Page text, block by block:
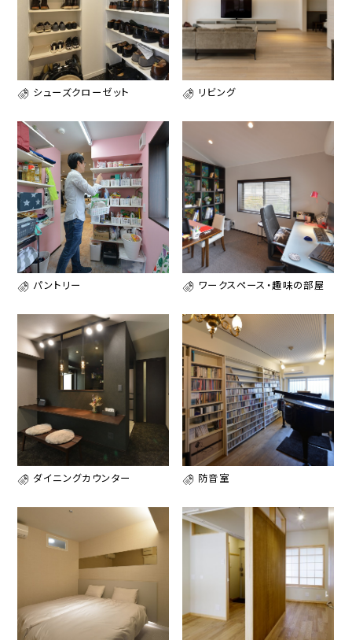
シューズクローゼット リビング
パントリー ワークスペース・趣味の部屋
ダイニングカウンター 防音室